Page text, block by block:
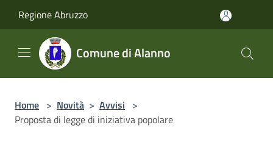
Regione Abruzzo
Comune di Alanno
Home > Novità > Avvisi >
Proposta di legge di iniziativa popolare